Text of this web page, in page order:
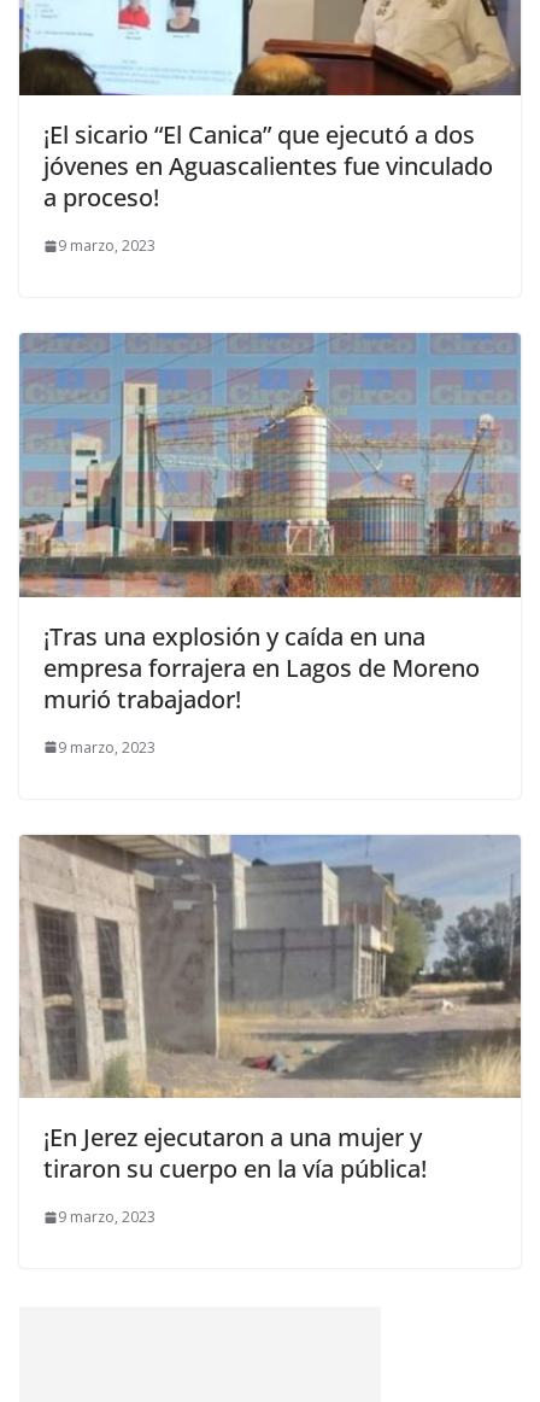
¡El sicario “El Canica” que ejecutó a dos
jóvenes en Aguascalientes fue vinculado
a proceso!
9 marzo, 2023
¡Tras una explosión y caída en una
empresa forrajera en Lagos de Moreno
murió trabajador!
9 marzo, 2023
¡En Jerez ejecutaron a una mujer y
tiraron su cuerpo en la vía pública!
9 marzo, 2023